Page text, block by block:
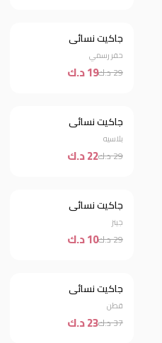
خصم 34%
جاكيت نسائي
حفر رسمي
29 د.ك 19 د.ك
خصم 24%
جاكيت نسائي
بلاسيه
29 د.ك 22 د.ك
جاكيت نسائي
جينز
29 د.ك 10 د.ك
جاكيت نسائي
قطن
37 د.ك 23 د.ك